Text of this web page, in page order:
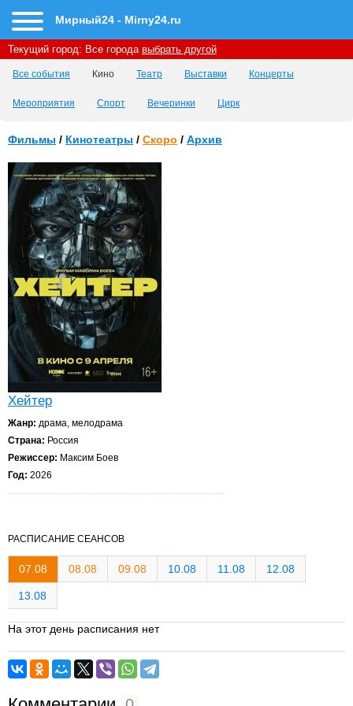
Мирный24 - Mirny24.ru
Текущий город: Все города выбрать другой
Все события Кино Театр Выставки Концерты
Мероприятия Спорт Вечеринки Цирк
Фильмы / Кинотеатры / Скоро / Архив
Хейтер
Жанр: драма, мелодрама
Страна: Россия
Режиссер: Максим Боев
Год: 2026
РАСПИСАНИЕ СЕАНСОВ
07.08 08.08 09.08 10.08 11.08 12.08
13.08
На этот день расписания нет